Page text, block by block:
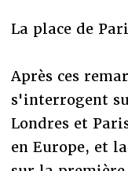
La place de
Après ces
s'interrogent
Londres et
en Europe, et